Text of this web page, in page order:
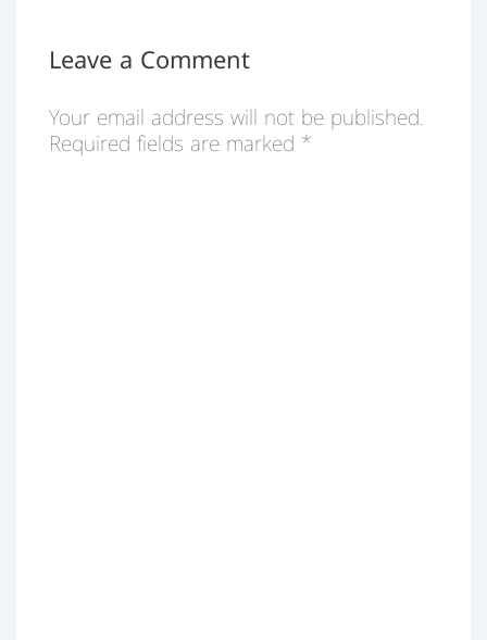
Leave a Comment
Your email address will not be published.
Required fields are marked *